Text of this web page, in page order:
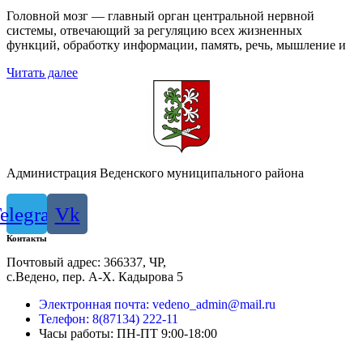
Головной мозг — главный орган центральной нервной
системы, отвечающий за регуляцию всех жизненных
функций, обработку информации, память, речь, мышление и
Читать далее
Администрация Веденского муниципального района
Vk
Контакты
Почтовый адрес: 366337, ЧР,
с.Ведено, пер. А-Х. Кадыровa 5
Электронная почта: vedeno_admin@mail.ru
Телефон: 8(87134) 222-11
Часы работы: ПН-ПТ 9:00-18:00